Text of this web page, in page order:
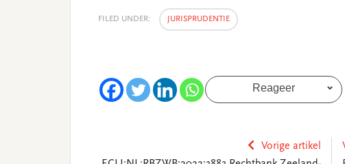
FILED UNDER: JURISPRUDENTIE
Reageer
Vorige artikel